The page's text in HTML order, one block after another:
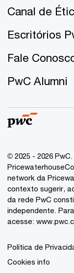
Canal de
Escritórios
Fale
PwC Alumni
© 2025 - 2026
network da
contexto sugerir,
da rede PwC
independente.
acesse:
Política de
Cookies info